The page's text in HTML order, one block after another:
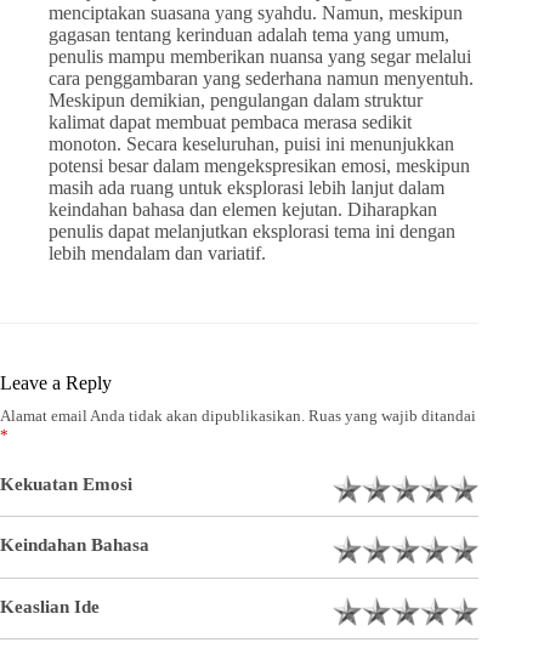
menciptakan suasana yang syahdu. Namun, meskipun
gagasan tentang kerinduan adalah tema yang umum,
penulis mampu memberikan nuansa yang segar melalui
cara penggambaran yang sederhana namun menyentuh.
Meskipun demikian, pengulangan dalam struktur
kalimat dapat membuat pembaca merasa sedikit
monoton. Secara keseluruhan, puisi ini menunjukkan
potensi besar dalam mengekspresikan emosi, meskipun
masih ada ruang untuk eksplorasi lebih lanjut dalam
keindahan bahasa dan elemen kejutan. Diharapkan
penulis dapat melanjutkan eksplorasi tema ini dengan
lebih mendalam dan variatif.
Leave a Reply
Alamat email Anda tidak akan dipublikasikan. Ruas yang wajib ditandai
*
Kekuatan Emosi
Keindahan Bahasa
Keaslian Ide